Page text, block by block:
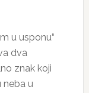
u usponu“
dva
znak koji
neba u